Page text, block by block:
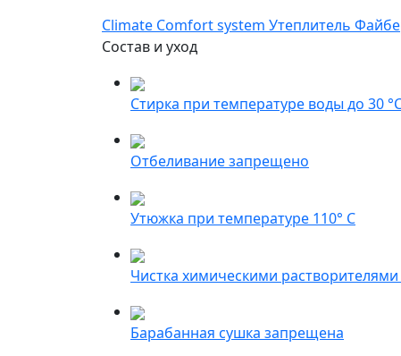
Climate Comfort system Утеплитель
Состав и уход
Стирка при температуре воды до 30
Отбеливание запрещено
Утюжка при температуре 110° С
Чистка химическими
Барабанная сушка запрещена